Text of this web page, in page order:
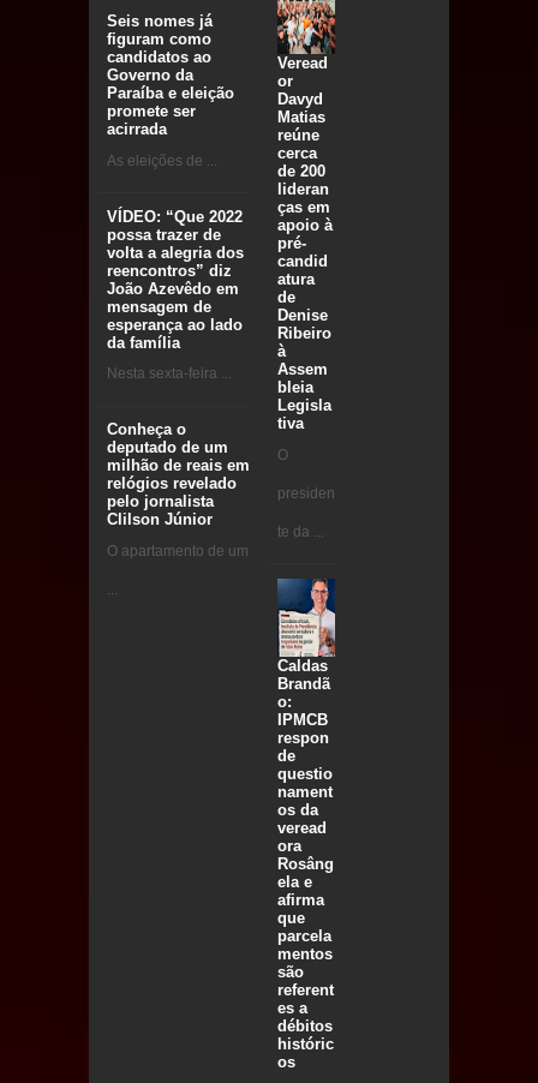
Seis nomes já
figuram como
candidatos ao
Governo da
Paraíba e eleição
promete ser
acirrada
As eleições de ...
VÍDEO: “Que 2022
possa trazer de
volta a alegria dos
reencontros” diz
João Azevêdo em
mensagem de
esperança ao lado
da família
Nesta sexta-feira ...
Conheça o
deputado de um
milhão de reais em
relógios revelado
pelo jornalista
Clilson Júnior
O apartamento de um
...
Veread
or
Davyd
Matias
reúne
cerca
de 200
lideran
ças em
apoio à
pré-
candid
atura
de
Denise
Ribeiro
à
Assem
bleia
Legisla
tiva
O
presiden
te da ...
Caldas
Brandã
o:
IPMCB
respon
de
questio
nament
os da
veread
ora
Rosâng
ela e
afirma
que
parcela
mentos
são
referent
es a
débitos
históric
os